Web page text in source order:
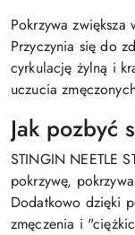
Pokrzywa
Przyczynia się do
cyrkulację żylną i
uczucia
Jak pozbyć
STINGIN NEETLE
pokrzywę,
Dodatkowo dzięki
zmęczenia i